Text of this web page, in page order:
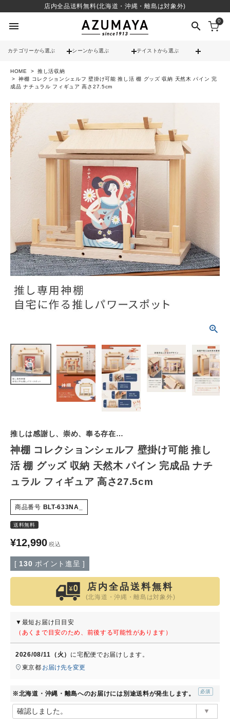
店内全品送料無料(北海道・沖縄・離島は対象外)
menu search 0
カテゴリーから選ぶ シーンから選ぶ テイストから選ぶ
check 送料無料
check 12時までのご注文で当日出荷
contact_support
052-241-3103
schedule
ACCOUNT MENU
ようこそ ゲスト 様
meeting_room ログイン person 会員登録
シーンから選ぶ
テイストから選ぶ
ご利用ガイド
プライバシーポリシー
特定商取引法について
会社概要
よくある質問
大口注文窓口
HOME
推し活収納
神棚 コレクションシェルフ 壁掛け可能 推し活 棚 グッズ 収納 天然木 パイン 完
成品 ナチュラル フィギュア 高さ27.5cm
推しは感謝し、崇め、奉る存在…
神棚 コレクションシェルフ 壁掛け可能 推し
活 棚 グッズ 収納 天然木 パイン 完成品 ナチ
ュラル フィギュア 高さ27.5cm
商品番号 BLT-633NA_
送料無料
¥12,990 税込
[ 130 ポイント進呈 ]
店内全品送料無料
(北海道・沖縄・離島は対象外)
▼最短お届け日目安
（あくまで目安のため、前後する可能性があります）
2026/08/11（火） に宅配便でお届けします。
東京都 お届け先を変更
※北海道・沖縄・離島へのお届けには別途送料が発生します。
須)